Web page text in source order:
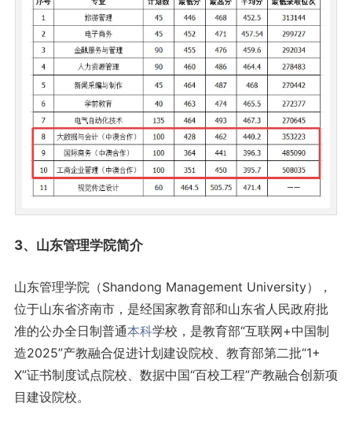
3、山东管理学院简介
山东管理学院（Shandong Management University），
位于山东省济南市，是经国家教育部和山东省人民政府批
准的公办全日制普通本科学校，是教育部“互联网+中国制
造2025”产教融合促进计划建设院校、教育部第二批“1+
X”证书制度试点院校、数据中国“百校工程”产教融合创新项
目建设院校。